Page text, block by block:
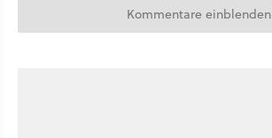
Kommentare einblenden